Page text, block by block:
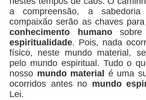
a compreensão, a
compaixão serão as chaves
conhecimento humanosobre
espiritualidade. Pois, nada
físico, neste mundo material,
pelo mundo espiritual. Tudo o
nosso mundo material
é uma
ocorridos antes no mundo
Lei.